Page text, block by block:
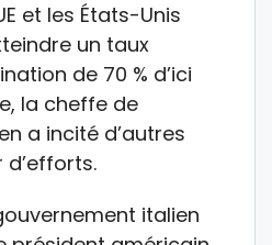
et les États-Unis
un taux
de 70 % d’ici
la cheffe de
a incité d’autres
italien